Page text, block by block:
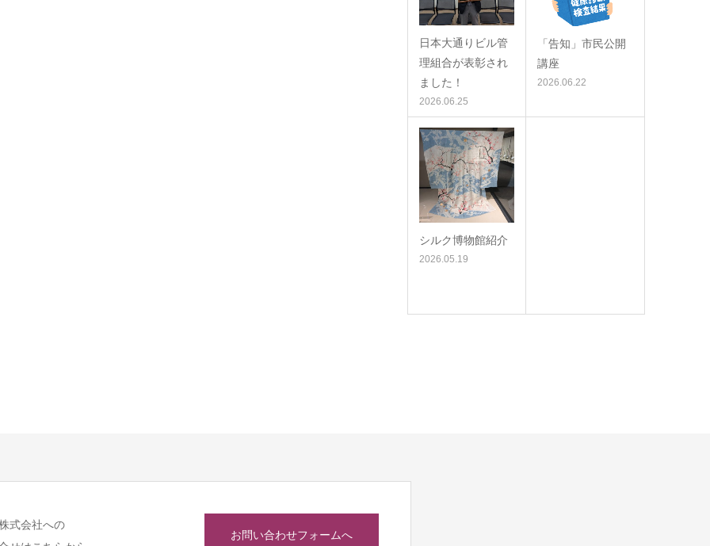
日本大通りビル管
理組合が表彰され
ました！
2026.06.25
「告知」市民公開
講座
2026.06.22
シルク博物館紹介
2026.05.19
式会社への
お問い合わせフォームへ